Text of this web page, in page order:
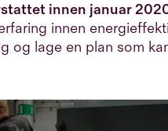
innen januar
innen
og lage en plan som